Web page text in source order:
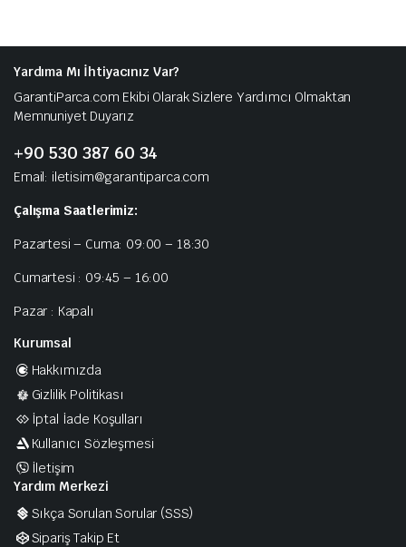
Yardıma Mı İhtiyacınız Var?
GarantiParca.com Ekibi Olarak Sizlere Yardımcı Olmaktan
Memnuniyet Duyarız
+90 530 387 60 34
Email: iletisim@garantiparca.com
Çalışma Saatlerimiz:
Pazartesi – Cuma: 09:00 – 18:30
Cumartesi : 09:45 – 16:00
Pazar : Kapalı
Kurumsal
Hakkımızda
Gizlilik Politikası
İptal İade Koşulları
Kullanıcı Sözleşmesi
İletişim
Yardım Merkezi
Sıkça Sorulan Sorular (SSS)
Sipariş Takip Et